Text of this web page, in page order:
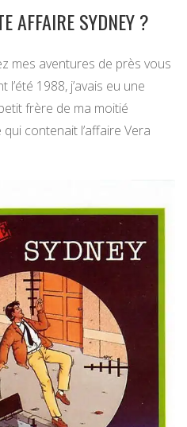
AFFAIRE SYDNEY ?
mes aventures de près vous
1988, j’avais eu une
frère de ma moitié
contenait l’affaire Vera